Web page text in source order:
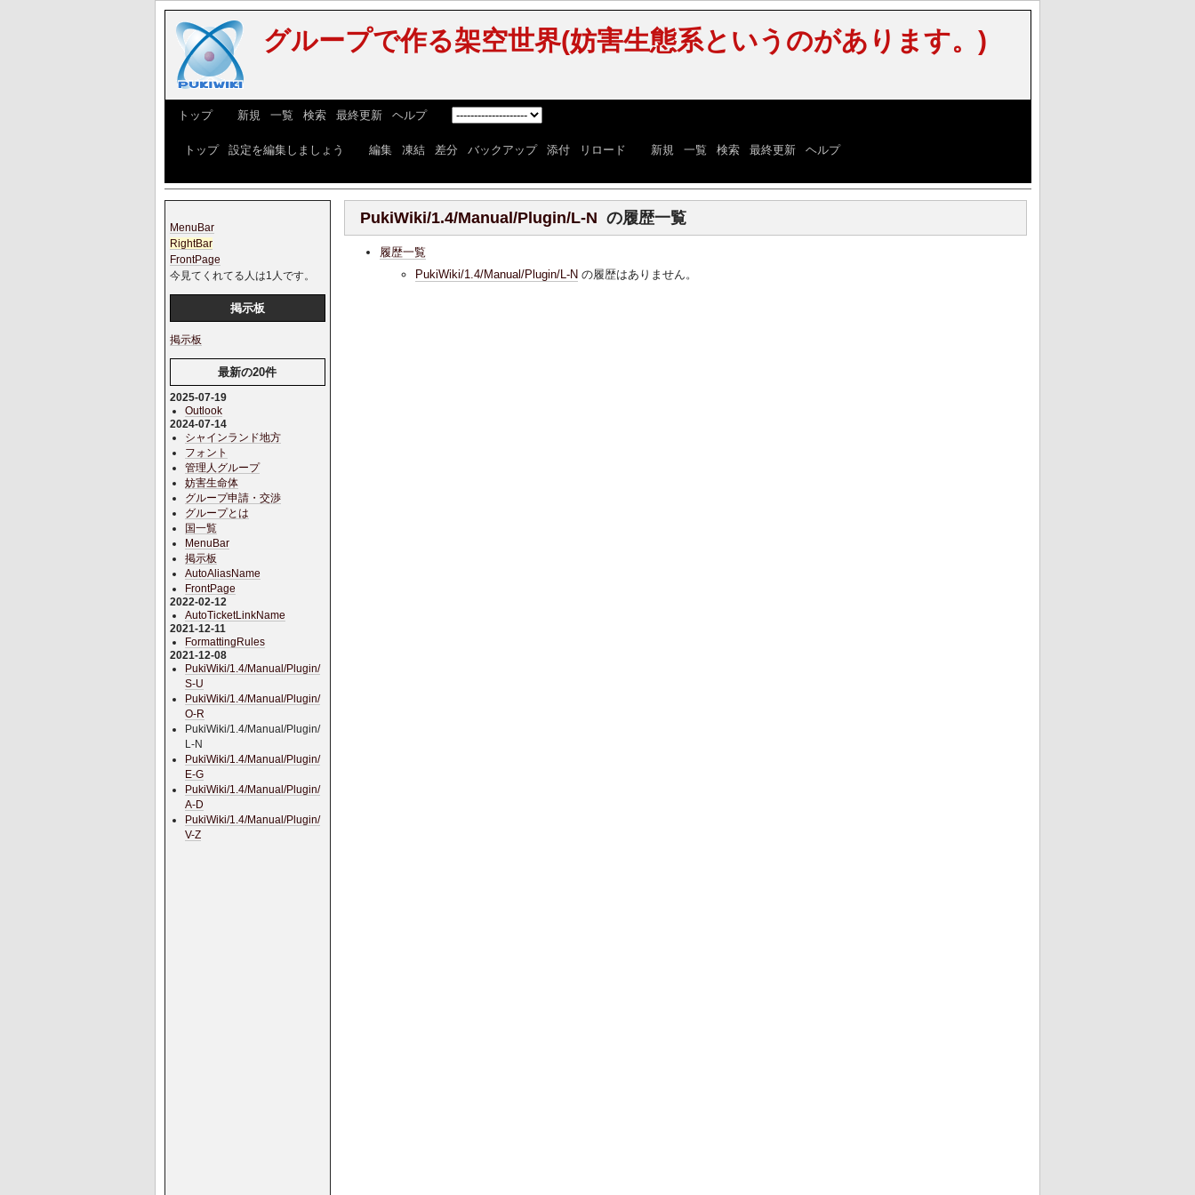
グループで作る架空世界(妨害生態系というのがあります。)
トップ] [ 新規 一覧 検索| 最終更新| ヘルプ] [
トップ| 設定を編集しましょう 編集| 凍結| 差分 バックアップ| 添付| リロード 新規 一覧 検索| 最終更新| ヘルプ]
PukiWiki/1.4/Manual/Plugin/L-N の履歴一覧
履歴一覧
PukiWiki/1.4/Manual/Plugin/L-N の履歴はありません。
MenuBar
RightBar
FrontPage
今見てくれてる人は1人です。
掲示板
掲示板
最新の20件
2025-07-19
Outlook
2024-07-14
シャインランド地方
フォント
管理人グループ
妨害生命体
グループ申請・交渉
グループとは
国一覧
MenuBar
掲示板
AutoAliasName
FrontPage
2022-02-12
AutoTicketLinkName
2021-12-11
FormattingRules
2021-12-08
PukiWiki/1.4/Manual/Plugin/
S-U
PukiWiki/1.4/Manual/Plugin/
O-R
PukiWiki/1.4/Manual/Plugin/
L-N
PukiWiki/1.4/Manual/Plugin/
E-G
PukiWiki/1.4/Manual/Plugin/
A-D
PukiWiki/1.4/Manual/Plugin/
V-Z